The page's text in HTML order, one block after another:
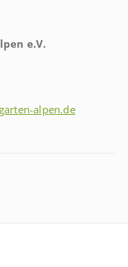
e.V.
alpen.de